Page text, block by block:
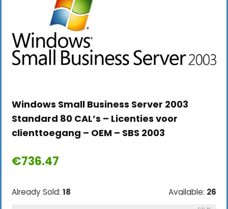
Windows Small Business Server 2003
Standard 80 CAL’s – Licenties voor
clienttoegang – OEM – SBS 2003
€736.47
Already Sold: 18 Available: 26